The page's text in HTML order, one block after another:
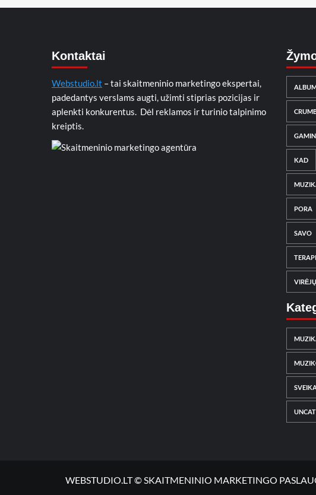
Kontaktai
Webstudio.lt – tai skaitmeninio marketingo ekspertai,
padedantys verslams augti, užimti stiprias pozicijas ir
aplenkti konkurentus. Dėl reklamos ir turinio talpinimo
kreiptis.
KAD
PORA
SAVO
VIRĖJŲ
WEBSTUDIO.LT © SKAITMENINIO MARKETINGO